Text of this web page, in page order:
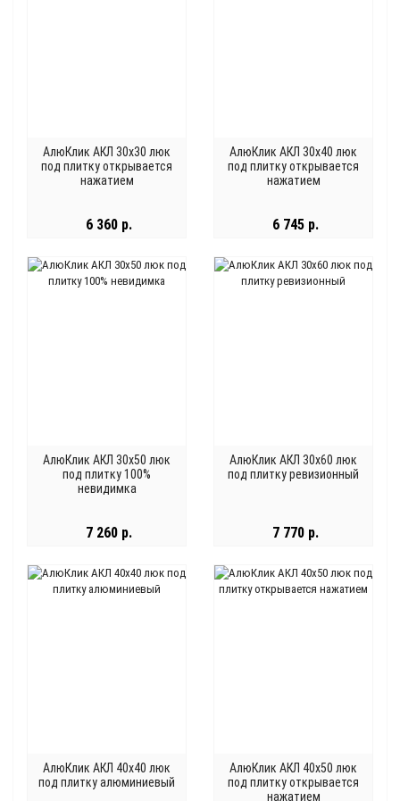
АлюКлик АКЛ 30x30 люк
под плитку открывается
нажатием
6 360 р.
АлюКлик АКЛ 30x40 люк
под плитку открывается
нажатием
6 745 р.
АлюКлик АКЛ 30x50 люк
под плитку 100%
невидимка
7 260 р.
АлюКлик АКЛ 30x60 люк
под плитку ревизионный
7 770 р.
АлюКлик АКЛ 40x40 люк
под плитку алюминиевый
АлюКлик АКЛ 40x50 люк
под плитку открывается
нажатием